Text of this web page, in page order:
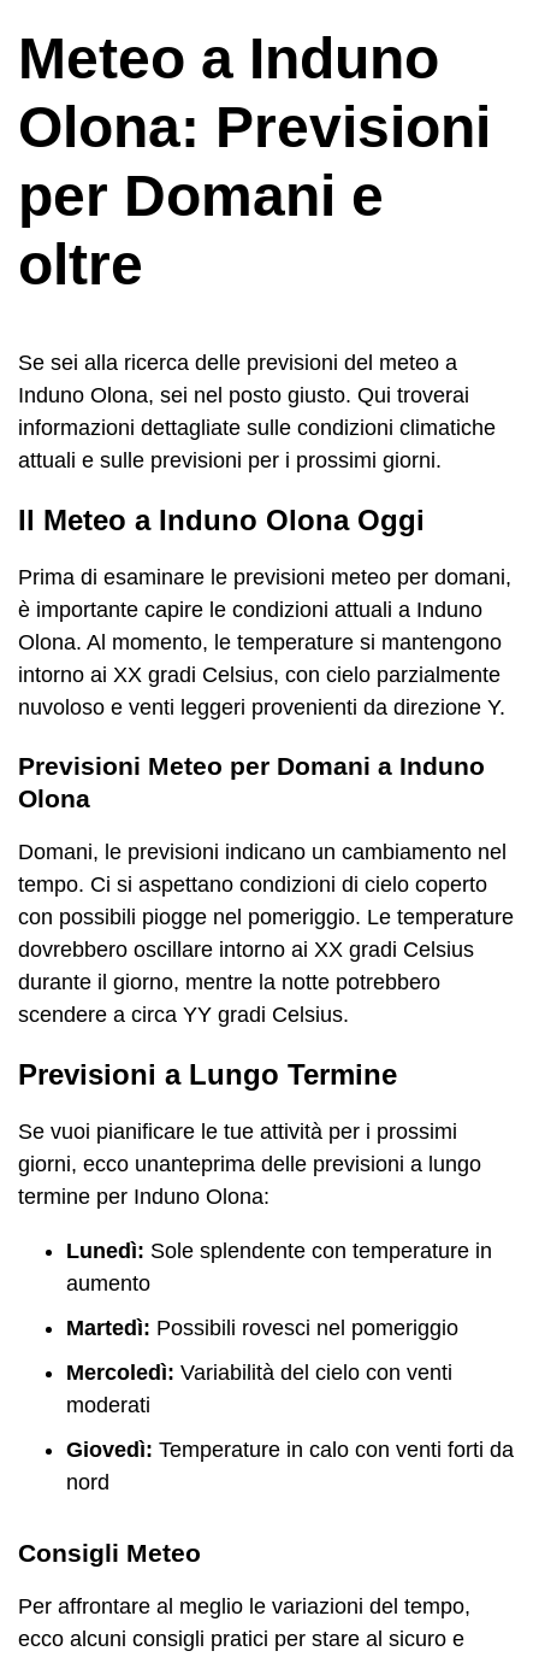
Meteo a Induno
Olona: Previsioni
per Domani e
oltre
Se sei alla ricerca delle previsioni del meteo a
Induno Olona, sei nel posto giusto. Qui troverai
informazioni dettagliate sulle condizioni climatiche
attuali e sulle previsioni per i prossimi giorni.
Il Meteo a Induno Olona Oggi
Prima di esaminare le previsioni meteo per domani,
è importante capire le condizioni attuali a Induno
Olona. Al momento, le temperature si mantengono
intorno ai XX gradi Celsius, con cielo parzialmente
nuvoloso e venti leggeri provenienti da direzione Y.
Previsioni Meteo per Domani a Induno
Olona
Domani, le previsioni indicano un cambiamento nel
tempo. Ci si aspettano condizioni di cielo coperto
con possibili piogge nel pomeriggio. Le temperature
dovrebbero oscillare intorno ai XX gradi Celsius
durante il giorno, mentre la notte potrebbero
scendere a circa YY gradi Celsius.
Previsioni a Lungo Termine
Se vuoi pianificare le tue attività per i prossimi
giorni, ecco unanteprima delle previsioni a lungo
termine per Induno Olona:
Lunedì: Sole splendente con temperature in
aumento
Martedì: Possibili rovesci nel pomeriggio
Mercoledì: Variabilità del cielo con venti
moderati
Giovedì: Temperature in calo con venti forti da
nord
Consigli Meteo
Per affrontare al meglio le variazioni del tempo,
ecco alcuni consigli pratici per stare al sicuro e